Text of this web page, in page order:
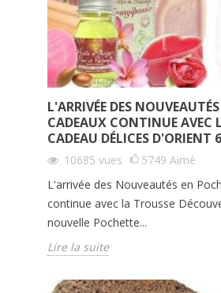
L'ARRIVÉE DES
CADEAUX CONTINUE AVEC
CADEAU DÉLICES D'ORIENT
10685 vues 5749 Aimé
L'arrivée des Nouveautés en
continue avec la Trousse
nouvelle Pochette...
Lire la suite